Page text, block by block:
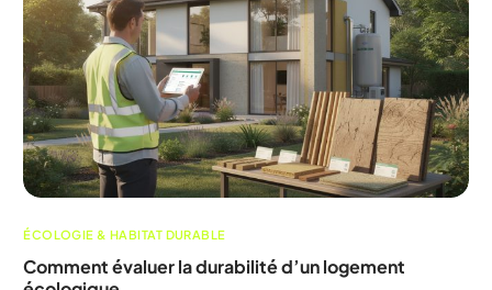
ÉCOLOGIE & HABITAT DURABLE
Comment évaluer la durabilité d’un logement